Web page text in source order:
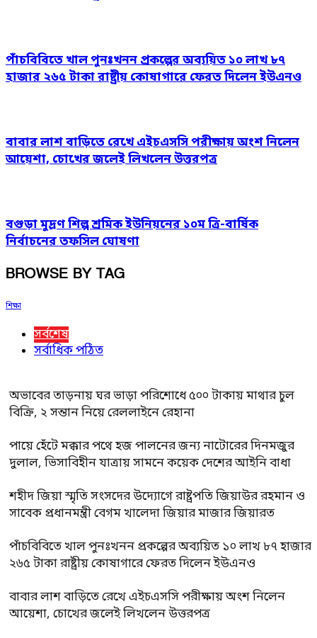
পাঁচবিবিতে খাল পুনঃখনন প্রকল্পের অব্যয়িত ১০ লাখ ৮৭
হাজার ২৬৫ টাকা রাষ্ট্রীয় কোষাগারে ফেরত দিলেন ইউএনও
বাবার লাশ বাড়িতে রেখে এইচএসসি পরীক্ষায় অংশ নিলেন
আয়েশা, চোখের জলেই লিখলেন উত্তরপত্র
বগুড়া মুদ্রণ শিল্প শ্রমিক ইউনিয়নের ১০ম ত্রি-বার্ষিক
নির্বাচনের তফসিল ঘোষণা
BROWSE BY TAG
শিক্ষা
সর্বশেষ
সর্বাধিক পঠিত
অভাবের তাড়নায় ঘর ভাড়া পরিশোধে ৫০০ টাকায় মাথার চুল
বিক্রি, ২ সন্তান নিয়ে রেললাইনে রেহানা
পায়ে হেঁটে মক্কার পথে হজ পালনের জন্য নাটোরের দিনমজুর
দুলাল, ভিসাবিহীন যাত্রায় সামনে কয়েক দেশের আইনি বাধা
শহীদ জিয়া স্মৃতি সংসদের উদ্যোগে রাষ্ট্রপতি জিয়াউর রহমান ও
সাবেক প্রধানমন্ত্রী বেগম খালেদা জিয়ার মাজার জিয়ারত
পাঁচবিবিতে খাল পুনঃখনন প্রকল্পের অব্যয়িত ১০ লাখ ৮৭ হাজার
২৬৫ টাকা রাষ্ট্রীয় কোষাগারে ফেরত দিলেন ইউএনও
বাবার লাশ বাড়িতে রেখে এইচএসসি পরীক্ষায় অংশ নিলেন
আয়েশা, চোখের জলেই লিখলেন উত্তরপত্র